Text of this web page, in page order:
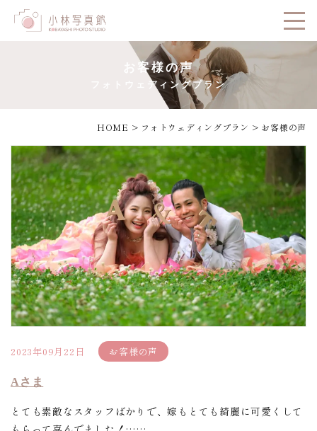
お客様の声
フォトウェディングプラン
HOME > フォトウェディングプラン > お客様の声
2023年09月22日 お客様の声
Aさま
とても素敵なスタッフばかりで、嫁もとても綺麗に可愛くして